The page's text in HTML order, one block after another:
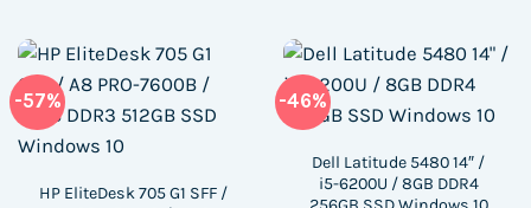
-57%
HP EliteDesk 705 G1 SFF /
-46%
Dell Latitude 5480 14″ /
i5-6200U / 8GB DDR4